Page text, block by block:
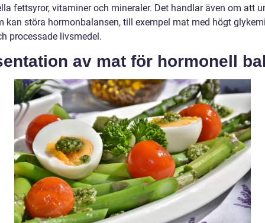
fettsyror, vitaminer och mineraler. Det handlar även om att
kan störa hormonbalansen, till exempel mat med högt
processade livsmedel.
av mat för hormonell